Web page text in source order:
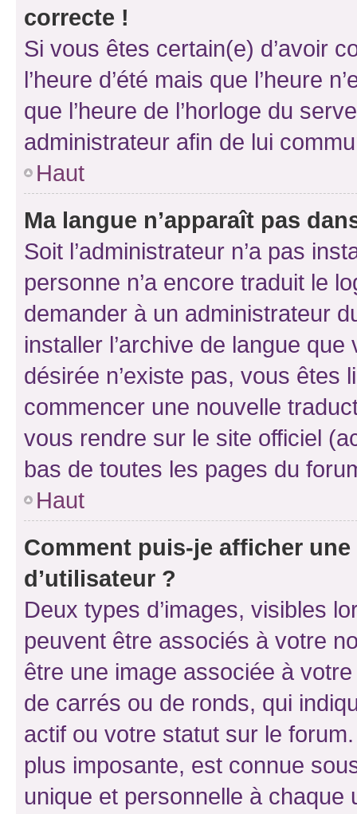
correcte !
Si vous êtes certain(e) d’avoir
l’heure d’été mais que l’heure
que l’heure de l’horloge du
administrateur afin de lui
Haut
Ma langue n’apparaît pas
Soit l’administrateur n’a pas
personne n’a encore traduit le
demander à un administrateur
installer l’archive de langue
désirée n’existe pas, vous êtes
commencer une nouvelle
vous rendre sur le site officiel
bas de toutes les pages du
Haut
Comment puis-je afficher
d’utilisateur ?
Deux types d’images, visibles
peuvent être associés à votre
être une image associée à
de carrés ou de ronds, qui
actif ou votre statut sur le
plus imposante, est connue
unique et personnelle à chaque